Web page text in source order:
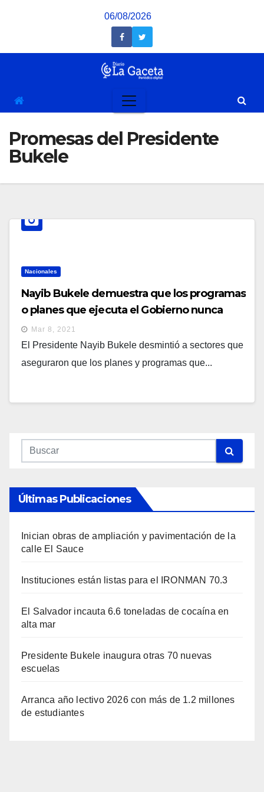
06/08/2026
Promesas del Presidente
Bukele
Nacionales
Nayib Bukele demuestra que los programas
o planes que ejecuta el Gobierno nunca
tuvieron fines electorales
Mar 8, 2021
El Presidente Nayib Bukele desmintió a sectores que
aseguraron que los planes y programas que...
Últimas Publicaciones
Inician obras de ampliación y pavimentación de la
calle El Sauce
Instituciones están listas para el IRONMAN 70.3
El Salvador incauta 6.6 toneladas de cocaína en
alta mar
Presidente Bukele inaugura otras 70 nuevas
escuelas
Arranca año lectivo 2026 con más de 1.2 millones
de estudiantes